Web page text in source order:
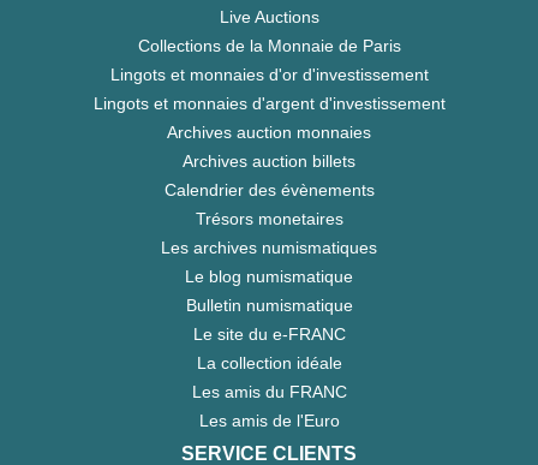
Live Auctions
Collections de la Monnaie de Paris
Lingots et monnaies d'or d'investissement
Lingots et monnaies d'argent d'investissement
Archives auction monnaies
Archives auction billets
Calendrier des évènements
Trésors monetaires
Les archives numismatiques
Le blog numismatique
Bulletin numismatique
Le site du e-FRANC
La collection idéale
Les amis du FRANC
Les amis de l'Euro
SERVICE CLIENTS